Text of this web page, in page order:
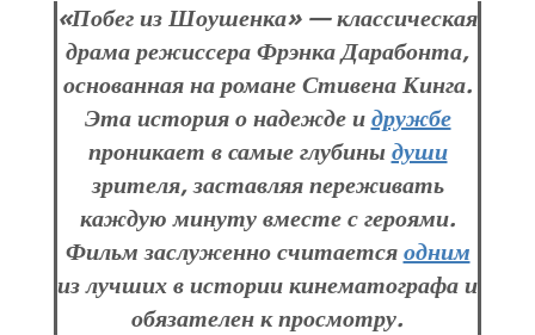
«Побег из Шоушенка» — классическая
драма режиссера Фрэнка Дарабонта,
основанная на романе Стивена Кинга.
Эта история о надежде идружбе
проникает в самые глубиныдуши
зрителя, заставляя переживать
каждую минуту вместе с героями.
Фильм заслуженно считаетсяодним
из лучших в истории кинематографа и
обязателен к просмотру.